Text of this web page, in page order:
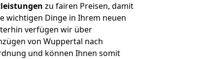
zu fairen Preisen, damit
wichtigen Dinge in Ihrem neuen
verfügen wir über
von Wuppertal nach
und können Ihnen somit